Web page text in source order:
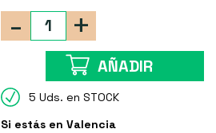
+
-
AÑADIR
5 Uds. en STOCK
Si estás en Valencia